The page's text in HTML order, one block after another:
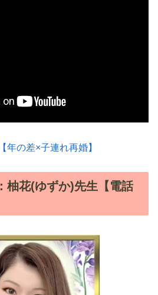
年の差×子連れ再婚】
柚花(ゆずか)先生【電話